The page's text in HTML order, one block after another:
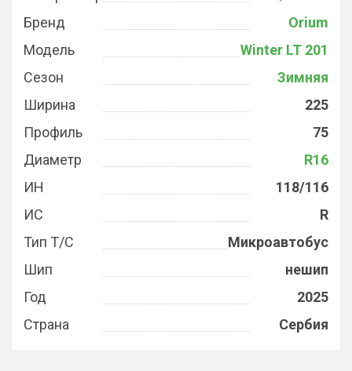
Бренд
Orium
Модель
Winter LT 201
Сезон
Зимняя
Ширина
225
Профиль
75
Диаметр
R16
ИН
118/116
ИС
R
Тип Т/С
Микроавтобус
Шип
нешип
Год
2025
Страна
Сербия